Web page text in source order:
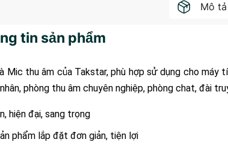
Mô
tin sản phẩm
Mic thu âm của Takstar, phù hợp sử dụng cho máy
phòng thu âm chuyên nghiệp, phòng chat, đài
hiện đại, sang trọng
phẩm lắp đặt đơn giản, tiện lợi